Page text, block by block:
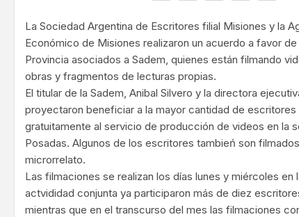
La Sociedad Argentina de Escritores filial Misiones y la
Económico de Misiones realizaron un acuerdo a favor
Provincia asociados a Sadem, quienes están filmando
obras y fragmentos de lecturas propias.
El titular de la Sadem, Anibal Silvero y la directora
proyectaron beneficiar a la mayor cantidad de
gratuitamente al servicio de producción de videos en la
Posadas. Algunos de los escritores tambień son
microrrelato.
Las filmaciones se realizan los días lunes y miércoles en
actvididad conjunta ya participaron más de diez
mientras que en el transcurso del mes las filmaciones